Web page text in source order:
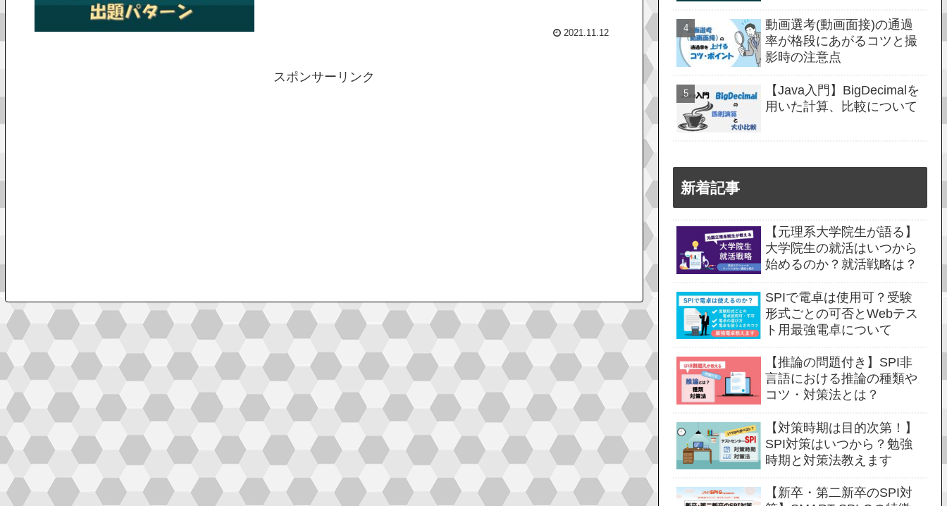
2021.11.12
スポンサーリンク
動画選考(動画面接)の通過
率が格段にあがるコツと撮
影時の注意点
【Java入門】BigDecimalを
用いた計算、比較について
新着記事
【元理系大学院生が語る】
大学院生の就活はいつから
始めるのか？就活戦略は？
SPIで電卓は使用可？受験
形式ごとの可否とWebテス
ト用最強電卓について
【推論の問題付き】SPI非
言語における推論の種類や
コツ・対策法とは？
【対策時期は目的次第！】
SPI対策はいつから？勉強
時期と対策法教えます
【新卒・第二新卒のSPI対